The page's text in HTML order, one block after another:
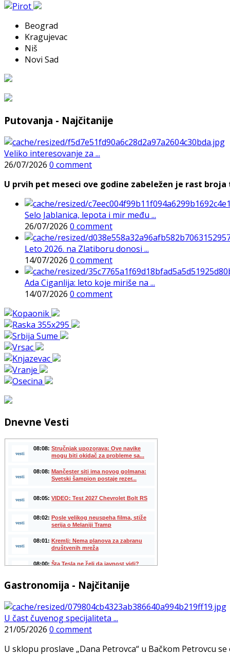
Beograd
Kragujevac
Niš
Novi Sad
Putovanja - Najčitanije
Veliko interesovanje za ...
26/07/2026 0 comment
U prvih pet meseci ove godine zabeležen je rast
Selo Jablanica, lepota i mir među ...
26/07/2026 0 comment
Leto 2026. na Zlatiboru donosi ...
14/07/2026 0 comment
Ada Ciganlija: leto koje miriše na ...
14/07/2026 0 comment
Dnevne Vesti
Gastronomija - Najčitanije
U čast čuvenog specijaliteta ...
21/05/2026 0 comment
U sklopu proslave „Dana Petrovca“ u Bačkom Petrovcu